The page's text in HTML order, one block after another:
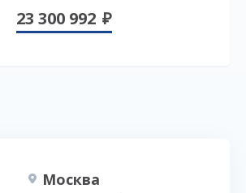
23 300 992
Москва